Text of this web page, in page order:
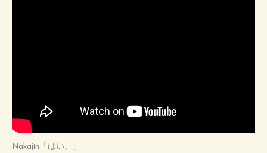
Nakajin「はい。」